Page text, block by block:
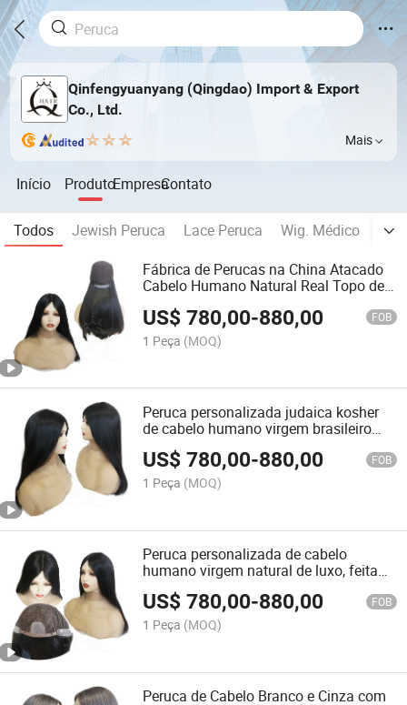
Qinfengyuanyang (Qingdao) Import & Export
Co., Ltd.
Mais
Início ProdutoEmpresaContato
Todos Jewish Peruca Lace Peruca Wig. Médico
Fábrica de Perucas na China Atacado
Cabelo Humano Natural Real Topo de
US$780,00-880,00 FOB
1 Peça (MOQ)
Peruca personalizada judaica kosher
de cabelo humano virgem brasileiro
com topo de seda e weft traseiro
US$780,00-880,00 FOB
1 Peça (MOQ)
Peruca personalizada de cabelo
humano virgem natural de luxo, feita
com topo de pele, kosher judaica
US$780,00-880,00 FOB
1 Peça (MOQ)
Peruca de Cabelo Branco e Cinza com